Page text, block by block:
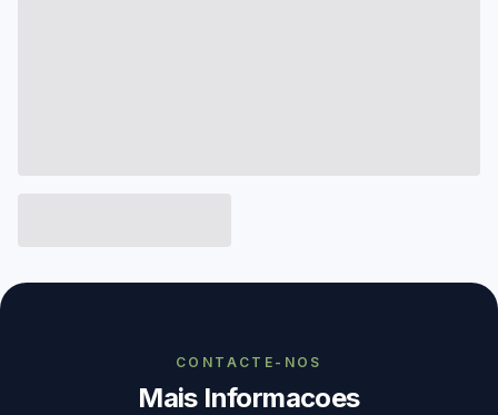
CONTACTE-NOS
Mais Informacoes